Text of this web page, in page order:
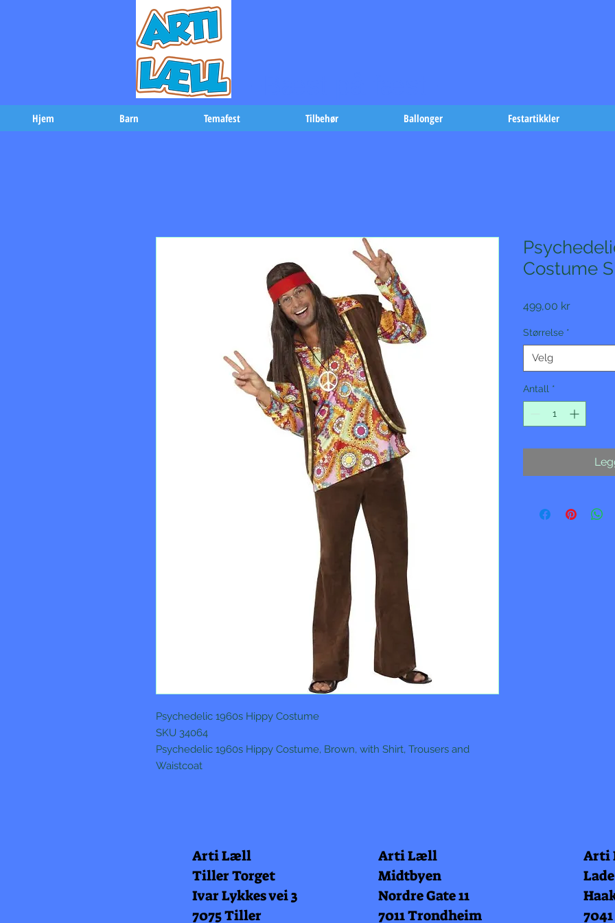
Hjem Barn Temafest Tilbehør Ballonger Festartikkler
Psychedelic 1960s Hippy Costume
SKU 34064
Psychedelic 1960s Hippy Costume, Brown, with Shirt, Trousers and
Waistcoat
Costume
499,00 krPris
Størrelse *
Velg
Antall *
Arti Læll
Tiller Torget
Ivar Lykkes vei 3
7075 Tiller
Arti Læll
Midtbyen
Nordre Gate 11
7011 Trondheim
Arti